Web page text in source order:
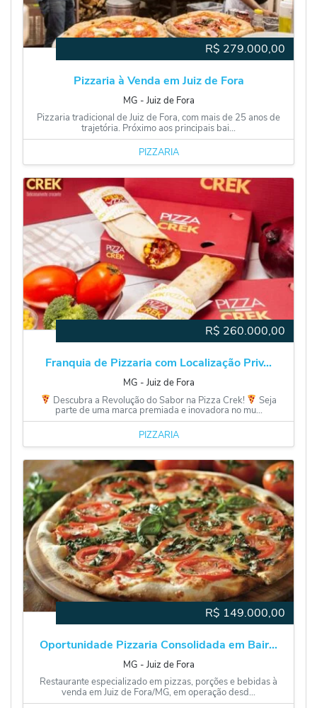
R$ 279.000,00
Pizzaria à Venda em Juiz de Fora
MG ‐ Juiz de Fora
Pizzaria tradicional de Juiz de Fora, com mais de 25 anos de
trajetória. Próximo aos principais bai...
PIZZARIA
R$ 260.000,00
Franquia de Pizzaria com Localização Priv...
MG ‐ Juiz de Fora
Descubra a Revolução do Sabor na Pizza Crek!
Seja
parte de uma marca premiada e inovadora no mu...
PIZZARIA
R$ 149.000,00
Oportunidade Pizzaria Consolidada em Bair...
MG ‐ Juiz de Fora
Restaurante especializado em pizzas, porções e bebidas à
venda em Juiz de Fora/MG, em operação desd...